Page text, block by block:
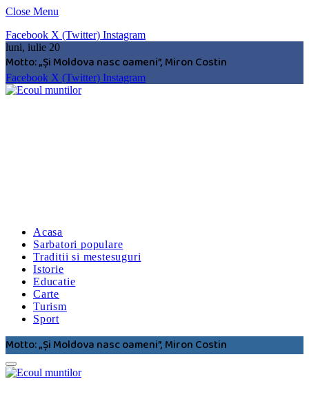
Close Menu
Facebook X (Twitter) Instagram
luni, iulie 20
Motto: „Şi Moldova nasc oameni”, Miron Costin
Facebook X (Twitter) Instagram
Acasa
Sarbatori populare
Traditii si mestesuguri
Istorie
Educatie
Carte
Turism
Sport
Motto: „Şi Moldova nasc oameni”, Miron Costin